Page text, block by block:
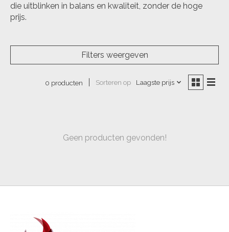
die uitblinken in balans en kwaliteit, zonder de hoge
prijs.
Filters weergeven
0 producten Sorteren op Laagste prijs
Geen producten gevonden!